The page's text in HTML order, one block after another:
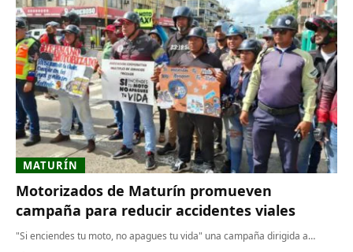
MATURÍN
Motorizados de Maturín promueven
campaña para reducir accidentes viales
"Si enciendes tu moto, no apagues tu vida" una campaña dirigida a…